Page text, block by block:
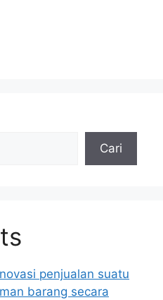
Cari
penjualan suatu
barang secara